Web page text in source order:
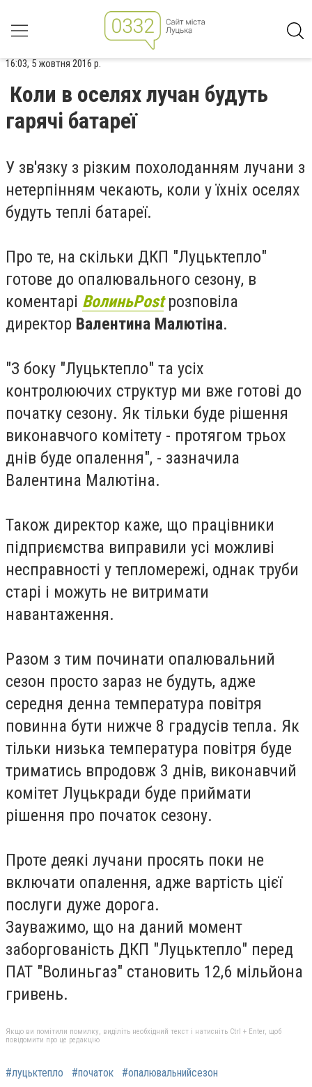
16:03, 5 жовтня 2016 р.
Коли в оселях лучан будуть
гарячі батареї
У зв'язку з різким похолоданням лучани з
нетерпінням чекають, коли у їхніх оселях
будуть теплі батареї.
Про те, на скільки ДКП "Луцьктепло"
готове до опалювального сезону, в
коментарі ВолиньPost розповіла
директор Валентина Малютіна.
"З боку "Луцьктепло" та усіх
контролюючих структур ми вже готові до
початку сезону. Як тільки буде рішення
виконавчого комітету - протягом трьох
днів буде опалення", - зазначила
Валентина Малютіна.
Також директор каже, що працівники
підприємства виправили усі можливі
несправності у тепломережі, однак труби
старі і можуть не витримати
навантаження.
Разом з тим починати опалювальний
сезон просто зараз не будуть, адже
середня денна температура повітря
повинна бути нижче 8 градусів тепла. Як
тільки низька температура повітря буде
триматись впродовж 3 днів, виконавчий
комітет Луцькради буде приймати
рішення про початок сезону.
Проте деякі лучани просять поки не
включати опалення, адже вартість цієї
послуги дуже дорога.
Зауважимо, що на даний момент
заборгованість ДКП "Луцьктепло" перед
ПАТ "Волиньгаз" становить 12,6 мільйона
гривень.
Якщо ви помітили помилку, виділіть необхідний текст і натисніть Ctrl + Enter, щоб
повідомити про це редакцію
#луцьктепло #початок #опалювальнийсезон